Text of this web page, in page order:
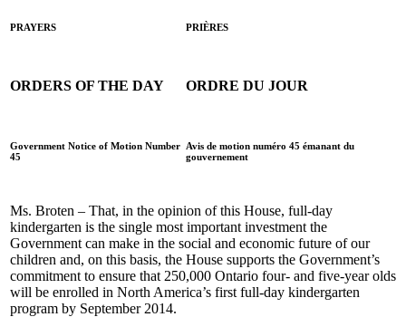
PRAYERS PRIÈRES
ORDERS OF THE DAY ORDRE DU JOUR
Government Notice of Motion Number
45
Avis de motion numéro 45 émanant du
gouvernement
Ms. Broten – That, in the opinion of this House, full-day
kindergarten is the single most important investment the
Government can make in the social and economic future of our
children and, on this basis, the House supports the Government’s
commitment to ensure that 250,000 Ontario four- and five-year olds
will be enrolled in North America’s first full-day kindergarten
program by September 2014.